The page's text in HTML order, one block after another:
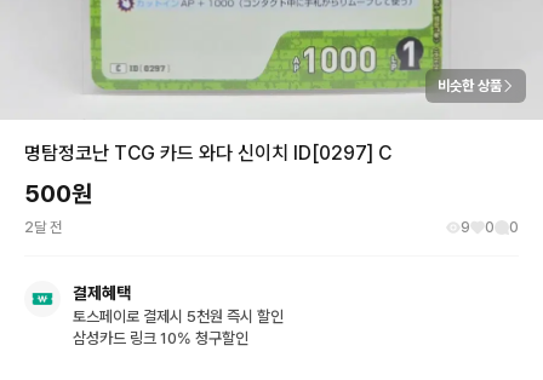
비슷한 상품
명탐정코난 TCG 카드 와다 신이치 ID[0297] C
500원
2달 전 9 0 0
결제혜택
토스페이로 결제시 5천원 즉시 할인
삼성카드 링크 10% 청구할인